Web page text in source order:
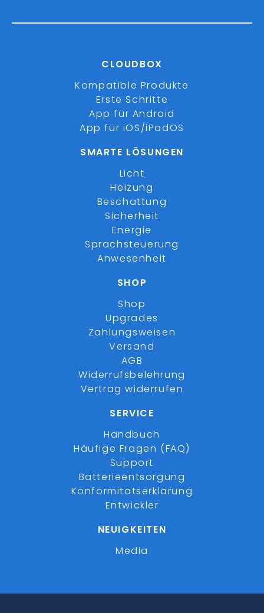
CLOUDBOX
Kompatible Produkte
Erste Schritte
App für Android
App für iOS/iPadOS
SMARTE LÖSUNGEN
Licht
Heizung
Beschattung
Sicherheit
Energie
Sprachsteuerung
Anwesenheit
SHOP
Shop
Upgrades
Zahlungsweisen
Versand
AGB
Widerrufsbelehrung
Vertrag widerrufen
SERVICE
Handbuch
Häufige Fragen (FAQ)
Support
Batterieentsorgung
Konformitätserklärung
Entwickler
NEUIGKEITEN
Media